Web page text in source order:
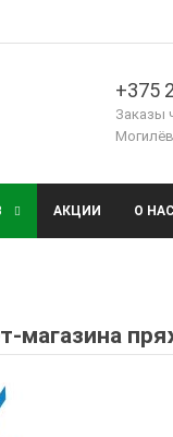
+375
Заказы
АКЦИИ О НАС
магазина